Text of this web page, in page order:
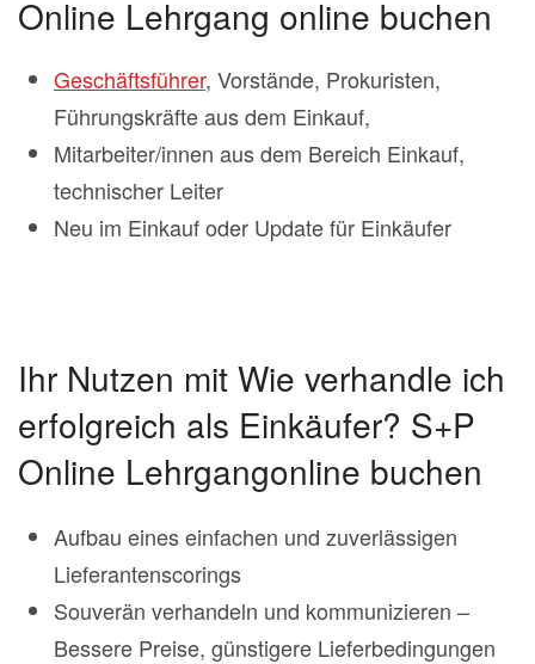
Online Lehrgang online buchen
Geschäftsführer, Vorstände, Prokuristen,
Führungskräfte aus dem Einkauf,
Mitarbeiter/innen aus dem Bereich Einkauf,
technischer Leiter
Neu im Einkauf oder Update für Einkäufer
Ihr Nutzen mit Wie verhandle ich
erfolgreich als Einkäufer? S+P
Online Lehrgangonline buchen
Aufbau eines einfachen und zuverlässigen
Lieferantenscorings
Souverän verhandeln und kommunizieren –
Bessere Preise, günstigere Lieferbedingungen